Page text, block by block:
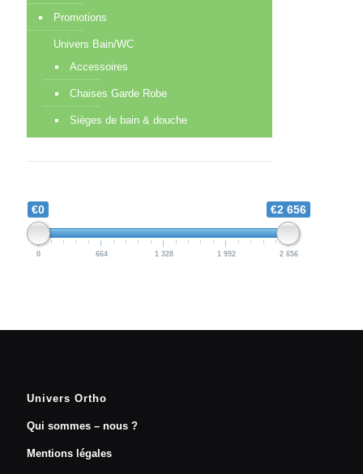
Promotions
Univers Bain/WC
Accessoires
Chaises Garde Robe
Sièges de bain & douche
€0 €2 656
0 664 1 328 1 992 2 656
Univers Ortho
Qui sommes – nous ?
Mentions légales